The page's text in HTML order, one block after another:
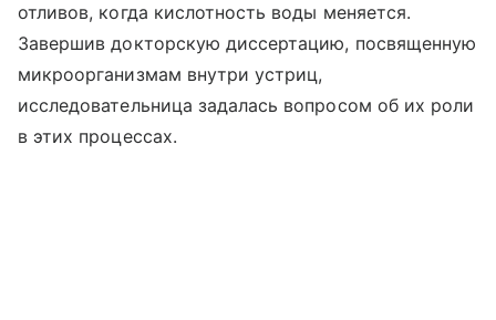
отливов, когда кислотность воды меняется.
Завершив докторскую диссертацию, посвященную
микроорганизмам внутри устриц,
исследовательница задалась вопросом об их роли
в этих процессах.